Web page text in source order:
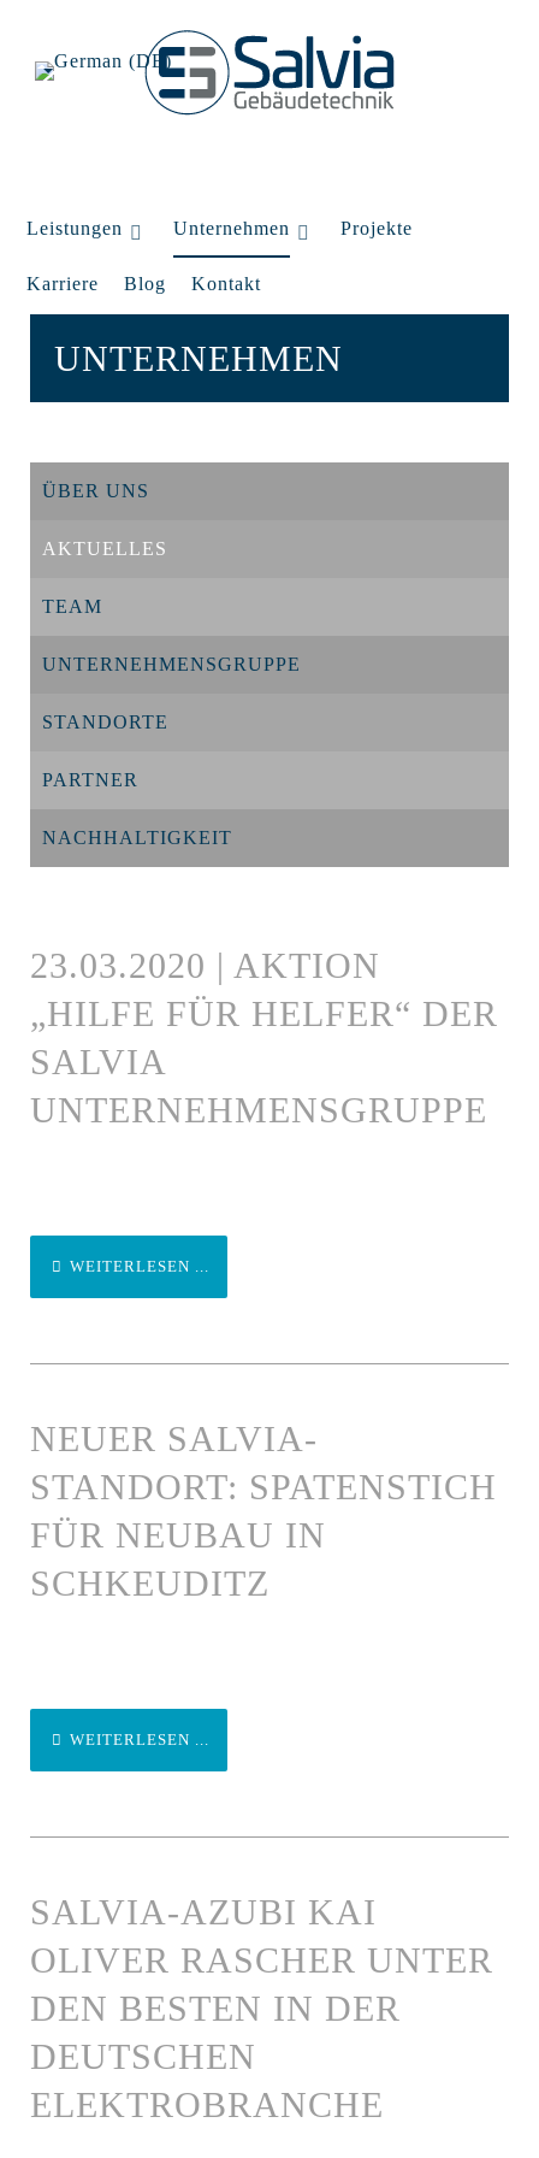
Leistungen Unternehmen Projekte
Karriere Blog Kontakt
UNTERNEHMEN
ÜBER UNS
AKTUELLES
TEAM
UNTERNEHMENSGRUPPE
STANDORTE
PARTNER
NACHHALTIGKEIT
23.03.2020 | AKTION
„HILFE FÜR HELFER“ DER
SALVIA
UNTERNEHMENSGRUPPE
WEITERLESEN ...
NEUER SALVIA-
STANDORT: SPATENSTICH
FÜR NEUBAU IN
SCHKEUDITZ
WEITERLESEN ...
SALVIA-AZUBI KAI
OLIVER RASCHER UNTER
DEN BESTEN IN DER
DEUTSCHEN
ELEKTROBRANCHE